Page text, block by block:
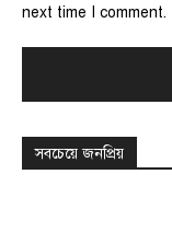
next time I comment.
সবচেয়ে জনপ্রিয়